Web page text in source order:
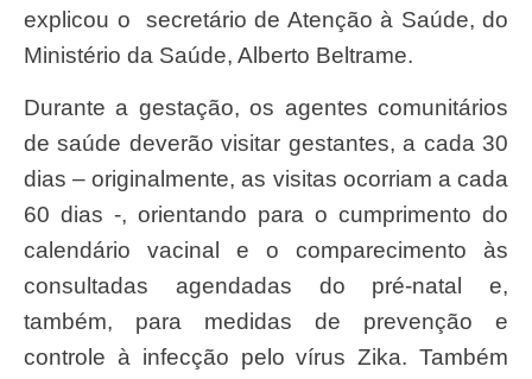
explicou o secretário de Atenção à Saúde, do
Ministério da Saúde, Alberto Beltrame.
Durante a gestação, os agentes comunitários
de saúde deverão visitar gestantes, a cada 30
dias – originalmente, as visitas ocorriam a cada
60 dias -, orientando para o cumprimento do
calendário vacinal e o comparecimento às
consultadas agendadas do pré-natal e,
também, para medidas de prevenção e
controle à infecção pelo vírus Zika. Também